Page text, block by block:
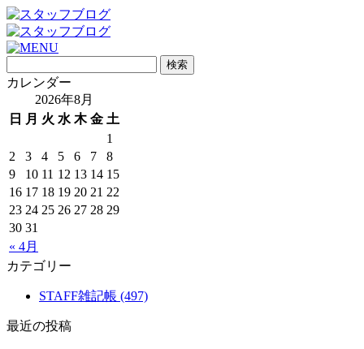
カレンダー
2026年8月
日
月 火 水 木 金 土
« 4月
1
2
3 4 5 6 7
8
9
10 11 12 13 14 15
16 17 18 19 20 21 22
23 24 25 26 27 28 29
30 31
カテゴリー
STAFF雑記帳 (497)
最近の投稿